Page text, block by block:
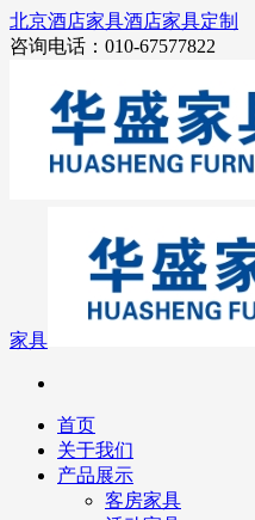
北京酒店家具酒店家具定制
咨询电话：010-67577822
家具
首页
关于我们
产品展示
客房家具